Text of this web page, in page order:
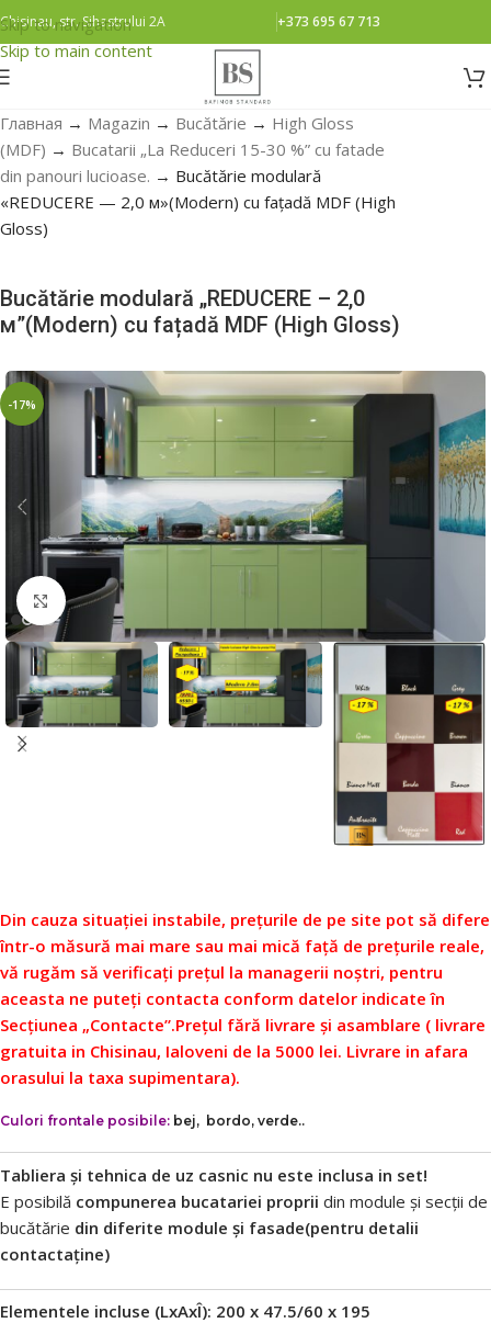
Skip to navigation
Skip to main content
Chisinau, str. Sihastrului 2A +373 695 67 713
Главная → Magazin → Bucătărie → High Gloss
(MDF) → Bucatarii „La Reduceri 15-30 %” cu fatade
din panouri lucioase. → Bucătărie modulară
«REDUCERE — 2,0 м»(Modern) cu fațadă MDF (High
Gloss)
Bucătărie modulară „REDUCERE – 2,0
м”(Modern) cu fațadă MDF (High Gloss)
-17%
Faceți click pentru a mări
Din cauza situației instabile, prețurile de pe site pot să difere
într-o măsură mai mare sau mai mică față de prețurile reale,
vă rugăm să verificați prețul la managerii noștri, pentru
aceasta ne puteți contacta conform datelor indicate în
Secțiunea „Contacte”.Prețul fără livrare și asamblare ( livrare
gratuita in Chisinau, Ialoveni de la 5000 lei. Livrare in afara
orasului la taxa supimentara).
Culori frontale posibile: bej, bordo, verde..
Tabliera și tehnica de uz casnic nu este inclusa in set!
E posibilă compunerea bucatariei proprii din module și secții de
bucătărie din diferite module și fasade(pentru detalii
contactaține)
Elementele incluse (LxAxÎ): 200 x 47.5/60 х 195